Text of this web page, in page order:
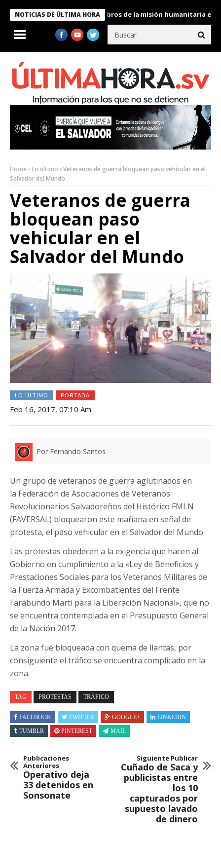
NOTICIAS DE ÚLTIMA HORA
Bukele condecora a miembros de la misión humanitaria enviada
Home Lo último
Veteranos de guerra bloquean paso vehicular en el
Salvador del Mundo
Veteranos de guerra
bloquean paso
vehicular en el
Salvador del Mundo
LO ÚLTIMO PORTADA
Feb 16, 2017, 07:10 Am
Por Fernando Santos
Un grupo de veteranos de guerra aglutinados en
la Federación de Asociaciones de Veteranos
Revolucionarios Salvadoreños del Histórico FMLN
(FAVERSAL) bloquearon este mañana en señal de
protesta, el paso vehicular en el Salvador del Mundo.
Las protestas obedecen a la exigencia que hacen al
Gobierno en cumplimiento a la «Ley de Beneficios y
Prestaciones Sociales para los Veteranos Militares de
la Fuerza Armada y Excombatientes del Frente
Farabundo Martí para la Liberación Nacional», que no
se encuentra contemplada en el Presupuesto General
de la Nación 2017.
La zona fue bloqueada con quema de llantas, por
consiguiente el tráfico se encuentra complicado en la
zona.
TAG PROTESTAS TRÁFICO
FACEBOOK TWITTER GOOGLE+
LINKEDIN
TUMBLR
PINTEREST MAIL
Publicaciones
Anteriores
Operativo deja
33 detenidos en
Sonsonate
Siguiente Publicar
Cuñado de Saca y
publicistas entre
los 10
capturados por
supuesto lavado
de dinero